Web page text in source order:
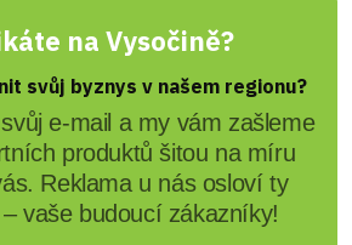
na Vysočině?
svůj byznys v našem regionu?
e-mail a my vám zašleme
produktů šitou na míru
Reklama u nás osloví ty
vaše budoucí zákazníky!